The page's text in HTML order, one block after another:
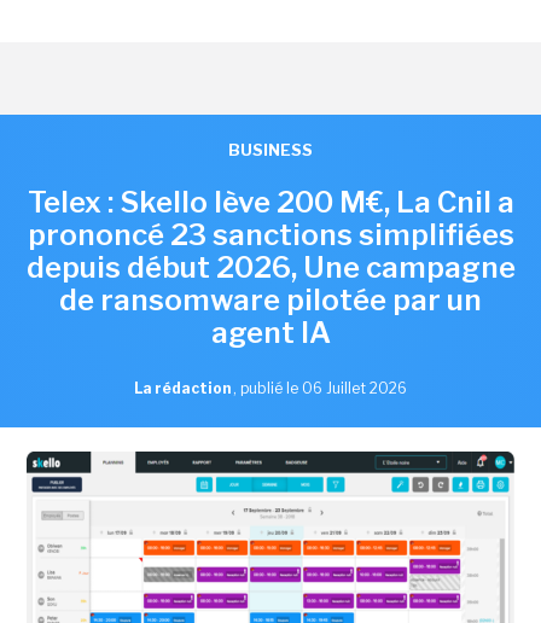
BUSINESS
Telex : Skello lève 200 M€, La Cnil a
prononcé 23 sanctions simplifiées
depuis début 2026, Une campagne
de ransomware pilotée par un
agent IA
La rédaction , publié le 06 Juillet 2026